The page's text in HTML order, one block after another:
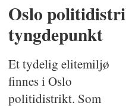
Oslo
tyngdepunkt
Et tydelig elitemiljø
finnes i Oslo
politidistrikt. Som